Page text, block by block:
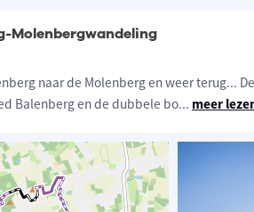
Molenbergwandeling
naar de Molenberg en weer terug...
Balenberg en de dubbele bo... meer